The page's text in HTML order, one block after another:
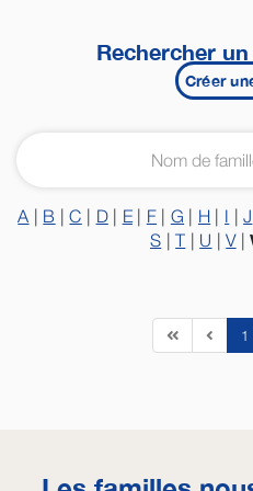
Rechercher
Créer
A B |C D| E| F G H I |J
S |T U |V|
1